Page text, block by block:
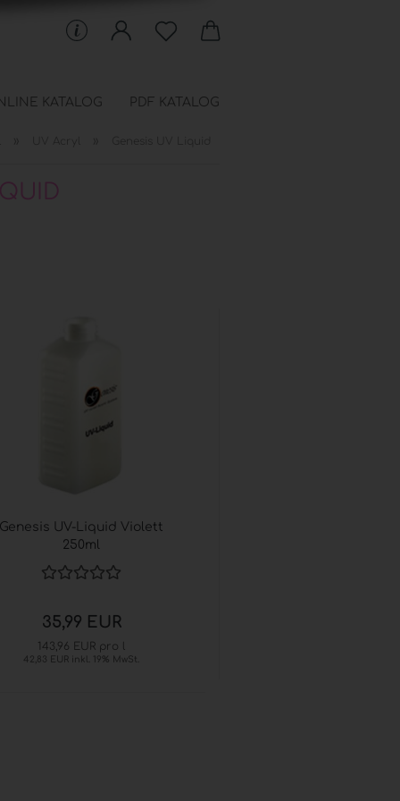
KATALOG PDF KATALOG
ADVANCED
/ GOJO® Sets
/ GOJO® Zubehör
Genesis UV-Liquid Violett
250ml
35,99 EUR
143,96 EUR pro l
42,83 EUR inkl. 19% MwSt.